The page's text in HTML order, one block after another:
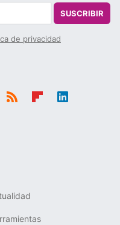
SUSCRIBIR
de privacidad